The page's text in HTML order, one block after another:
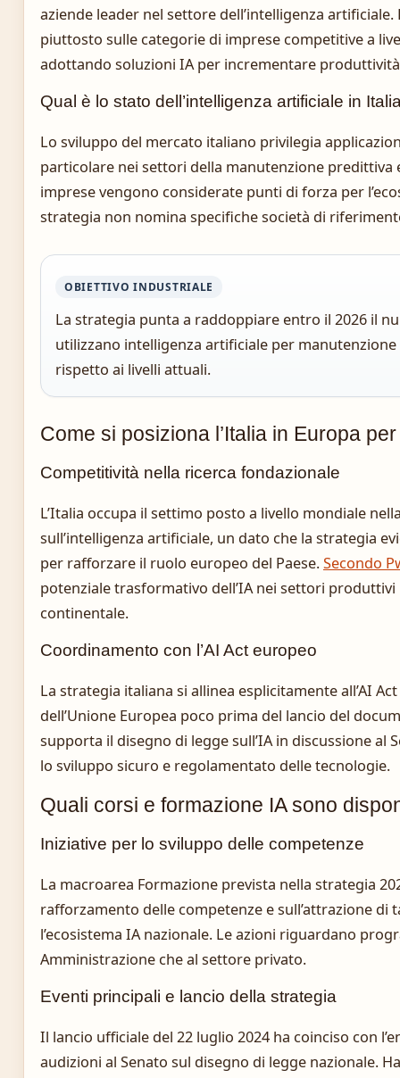
aziende leader nel settore dell’intelligenza artificiale.
piuttosto sulle categorie di imprese competitive a
adottando soluzioni IA per incrementare
Qual è lo stato dell’intelligenza artificiale in
Lo sviluppo del mercato italiano privilegia
particolare nei settori della manutenzione predittiva
imprese vengono considerate punti di forza per
strategia non nomina specifiche società di
OBIETTIVO INDUSTRIALE
La strategia punta a raddoppiare entro il 2026 il
utilizzano intelligenza artificiale per
rispetto ai livelli attuali.
Come si posiziona l’Italia in Europa per
Competitività nella ricerca fondazionale
L’Italia occupa il settimo posto a livello mondiale
sull’intelligenza artificiale, un dato che la strategia
per rafforzare il ruolo europeo del Paese.Secondo
potenziale trasformativo dell’IA nei settori
continentale.
Coordinamento con l’AI Act europeo
La strategia italiana si allinea esplicitamente all’AI
dell’Unione Europea poco prima del lancio del
supporta il disegno di legge sull’IA in discussione al
lo sviluppo sicuro e regolamentato delle tecnologie.
Quali corsi e formazione IA sono
Iniziative per lo sviluppo delle competenze
La macroarea Formazione prevista nella strategia
rafforzamento delle competenze e sull’attrazione di
l’ecosistema IA nazionale. Le azioni riguardano
Amministrazione che al settore privato.
Eventi principali e lancio della strategia
Il lancio ufficiale del 22 luglio 2024 ha coinciso con
audizioni al Senato sul disegno di legge nazionale.